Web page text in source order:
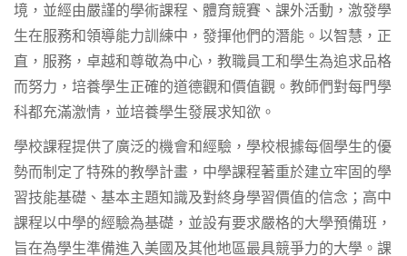
境，並經由嚴謹的學術課程、體育競賽、課外活動，激發學
生在服務和領導能力訓練中，發揮他們的潛能。以智慧，正
直，服務，卓越和尊敬為中心，教職員工和學生為追求品格
而努力，培養學生正確的道德觀和價值觀。教師們對每門學
科都充滿激情，並培養學生發展求知欲。
學校課程提供了廣泛的機會和經驗，學校根據每個學生的優
勢而制定了特殊的教學計畫，中學課程著重於建立牢固的學
習技能基礎、基本主題知識及對終身學習價值的信念；高中
課程以中學的經驗為基礎，並設有要求嚴格的大學預備班，
旨在為學生準備進入美國及其他地區最具競爭力的大學。課